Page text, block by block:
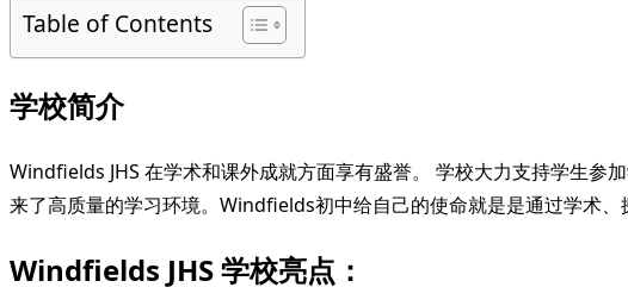
Table of Contents
学校简介
Windfields JHS 在学术和课外成就方面享有盛誉。 学校大力支持学生参
来了高质量的学习环境。Windfields初中给自己的使命就是是通过学术、
Windfields JHS 学校亮点：